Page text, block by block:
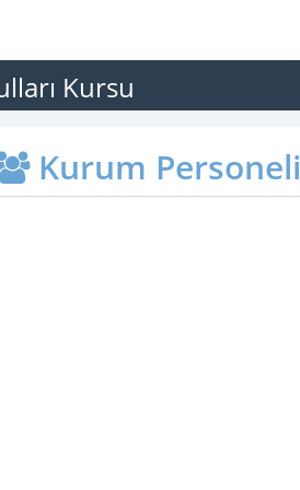
Kursu
Kurum Personeli